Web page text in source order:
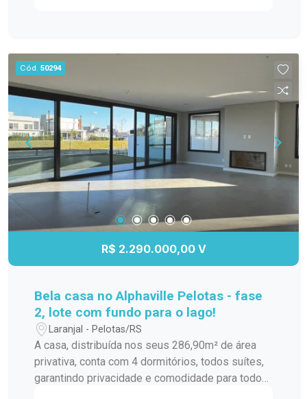
Cód. 50294
R$ 2.290.000,00 V
Bela casa no Alphaville Pelotas - fase
2, lote com fundo para o lago!
Laranjal - Pelotas/RS
A casa, distribuída nos seus 286,90m² de área
privativa, conta com 4 dormitórios, todos suítes,
garantindo privacidade e comodidade para todos